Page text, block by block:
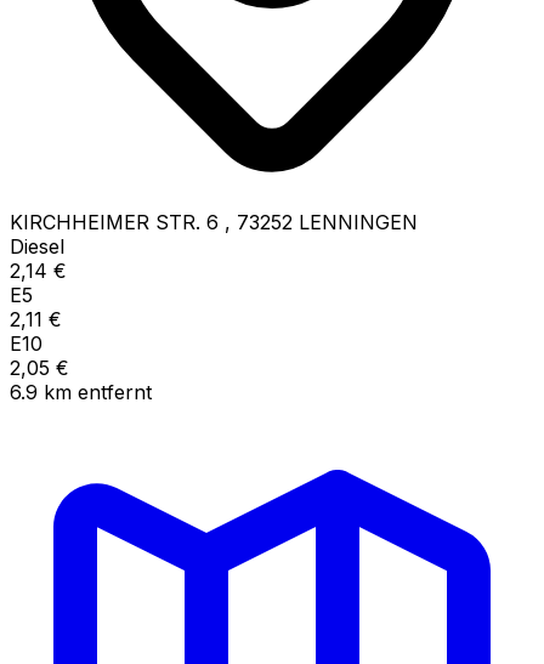
KIRCHHEIMER STR. 6 , 73252 LENNINGEN
Diesel
2,14 €
E5
2,11 €
E10
2,05 €
6.9 km entfernt